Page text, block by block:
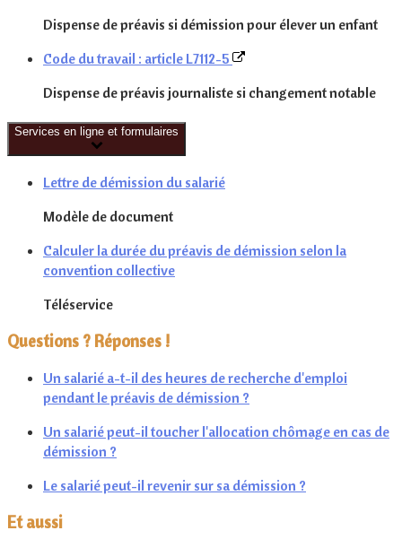
Dispense de préavis si démission pour élever un enfant
Code du travail : article L7112-5
Dispense de préavis journaliste si changement notable
Services en ligne et formulaires
Lettre de démission du salarié
Modèle de document
Calculer la durée du préavis de démission selon la
convention collective
Téléservice
Questions ? Réponses !
Un salarié a-t-il des heures de recherche d'emploi
pendant le préavis de démission ?
Un salarié peut-il toucher l'allocation chômage en cas de
démission ?
Le salarié peut-il revenir sur sa démission ?
Et aussi